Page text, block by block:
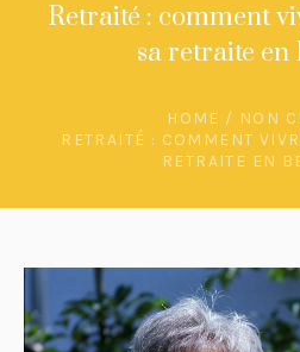
Retraité : comment
sa retraite en
HOME / NON
RETRAITÉ : COMMENT
RETRAITE EN